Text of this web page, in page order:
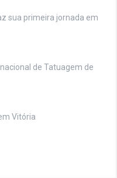
sua primeira jornada em
de Tatuagem de
Vitória